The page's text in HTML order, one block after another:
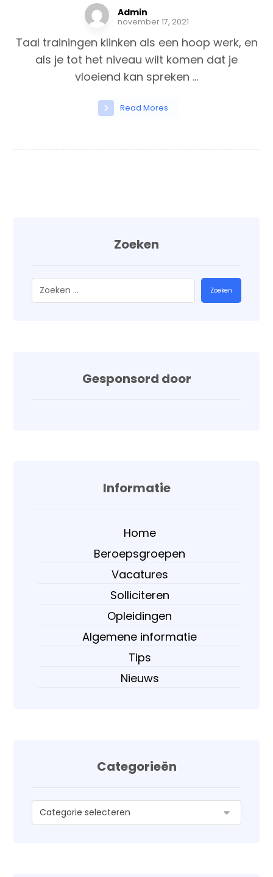
Admin
november 17, 2021
Taal trainingen klinken als een hoop werk, en
als je tot het niveau wilt komen dat je
vloeiend kan spreken ...
Read Mores
Zoeken
Zoeken
Gesponsord door
Informatie
Home
Beroepsgroepen
Vacatures
Solliciteren
Opleidingen
Algemene informatie
Tips
Nieuws
Categorieën